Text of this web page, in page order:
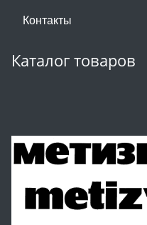
Контакты
Каталог товаров